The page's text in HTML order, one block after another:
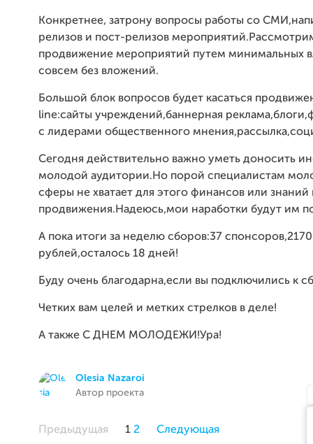
Конкретнее, затрону вопросы работы со
релизов и пост-релизов
продвижение мероприятий путем минимальных
совсем без вложений.
Большой блок вопросов будет касаться
line:сайты учреждений,баннерная
с лидерами общественного
Сегодня действительно важно уметь доносить
молодой аудитории.Но порой специалистам
сферы не хватает для этого финансов или знаний
продвижения.Надеюсь,мои наработки будут им
А пока итоги за неделю сборов:37
рублей,осталось 18 дней!
Буду очень благодарна,если вы подключились к
Четких вам целей и метких стрелков в деле!
А также С ДНЕМ МОЛОДЕЖИ!Ура!
Olesia Nazaroi
Автор проекта
Предыдущая 1 2 Следующая